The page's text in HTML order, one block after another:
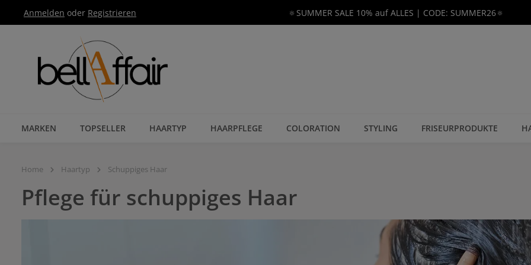
Hauptnavigation springen
Anmelden oder Registrieren 🔅SUMMER SALE 10% auf ALLES | CODE: SUMMER26🔅
MARKEN TOPSELLER HAARTYP HAARPFLEGE COLORATION STYLING FRISEURPRODUKTE
Home Haartyp Schuppiges Haar
Pflege für schuppiges Haar